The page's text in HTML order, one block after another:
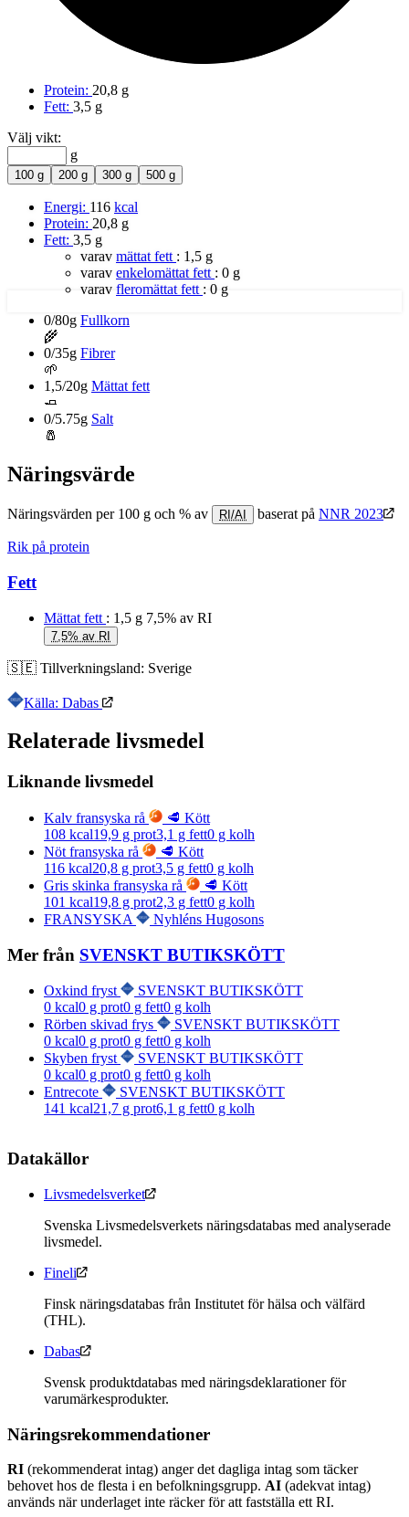
Protein: 20,8 g
Fett: 3,5 g
Välj vikt:
g
100 g 200 g 300 g 500 g
Energi: 116 kcal
Protein: 20,8 g
Fett: 3,5 g
varav mättat fett : 1,5 g
varav enkelomättat fett : 0 g
varav fleromättat fett : 0 g
0/80g Fullkorn
🌾
0/35g Fibrer
🌱
1,5/20g Mättat fett
🧈
0/5.75g Salt
🧂
Näringsvärde
Näringsvärden per 100 g och % av RI/AI baserat på NNR 2023
Rik på protein
Fett
Mättat fett : 1,5 g 7,5% av RI
7,5% av RI
🇸🇪 Tillverkningsland: Sverige
Källa: Dabas
Relaterade livsmedel
Liknande livsmedel
Kalv fransyska rå
🥩 Kött
108 kcal19,9 g prot3,1 g fett0 g kolh
Nöt fransyska rå
🥩 Kött
116 kcal20,8 g prot3,5 g fett0 g kolh
Gris skinka fransyska rå
🥩 Kött
101 kcal19,8 g prot2,3 g fett0 g kolh
FRANSYSKA
Nyhléns Hugosons
Mer från SVENSKT BUTIKSKÖTT
Oxkind fryst
SVENSKT BUTIKSKÖTT
0 kcal0 g prot0 g fett0 g kolh
Rörben skivad frys
SVENSKT BUTIKSKÖTT
0 kcal0 g prot0 g fett0 g kolh
Skyben fryst
SVENSKT BUTIKSKÖTT
0 kcal0 g prot0 g fett0 g kolh
Entrecote
SVENSKT BUTIKSKÖTT
141 kcal21,7 g prot6,1 g fett0 g kolh
Datakällor
Livsmedelsverket
Svenska Livsmedelsverkets näringsdatabas med analyserade
livsmedel.
Fineli
Finsk näringsdatabas från Institutet för hälsa och välfärd
(THL).
Dabas
Svensk produktdatabas med näringsdeklarationer för
varumärkesprodukter.
Näringsrekommendationer
RI (rekommenderat intag) anger det dagliga intag som täcker
behovet hos de flesta i en befolkningsgrupp. AI (adekvat intag)
används när underlaget inte räcker för att fastställa ett RI.